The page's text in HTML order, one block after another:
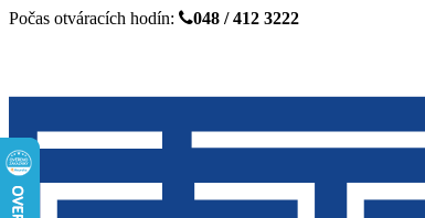
Počas otváracích hodín: 048 / 412 3222